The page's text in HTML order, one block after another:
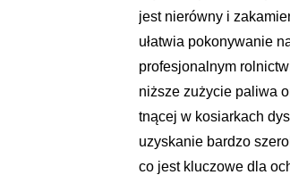
jest nierówny i
ułatwia pokonywanie
profesjonalnym
niższe zużycie paliwa
tnącej w kosiarkach
uzyskanie bardzo
co jest kluczowe dla